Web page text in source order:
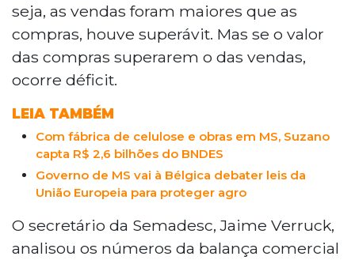
seja, as vendas foram maiores que as
compras, houve superávit. Mas se o valor
das compras superarem o das vendas,
ocorre déficit.
LEIA TAMBÉM
Com fábrica de celulose e obras em MS, Suzano
capta R$ 2,6 bilhões do BNDES
Governo de MS vai à Bélgica debater leis da
União Europeia para proteger agro
O secretário da Semadesc, Jaime Verruck,
analisou os números da balança comercial